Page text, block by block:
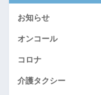
お知らせ
オンコール
コロナ
介護タクシー